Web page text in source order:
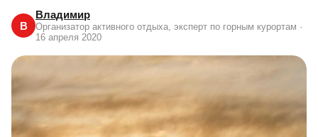
В
Владимир
Организатор активного отдыха, эксперт по горным курортам ·
16 апреля 2020